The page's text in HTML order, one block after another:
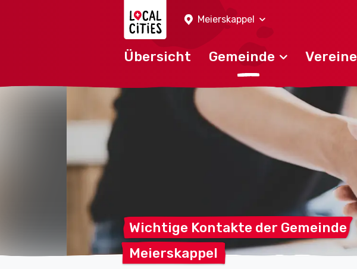
Meierskappel
Übersicht Gemeinde Vereine
Wichtige Kontakte der Gemeinde
Meierskappel